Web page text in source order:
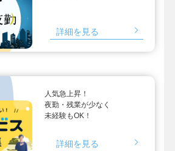
詳細を見る
人気急上昇！
夜勤・残業が少なく
未経験もOK！
詳細を見る